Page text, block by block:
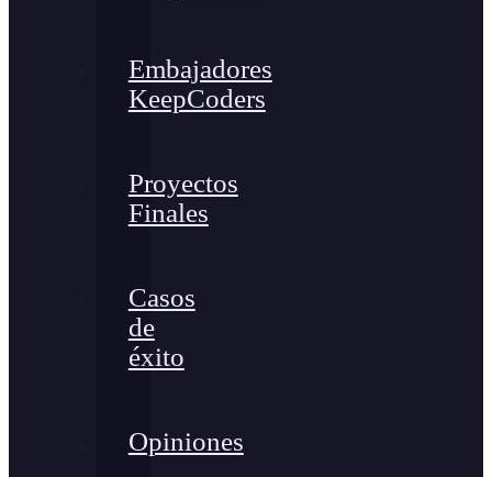
Embajadores
KeepCoders
Proyectos
Finales
Casos
de
éxito
Opiniones